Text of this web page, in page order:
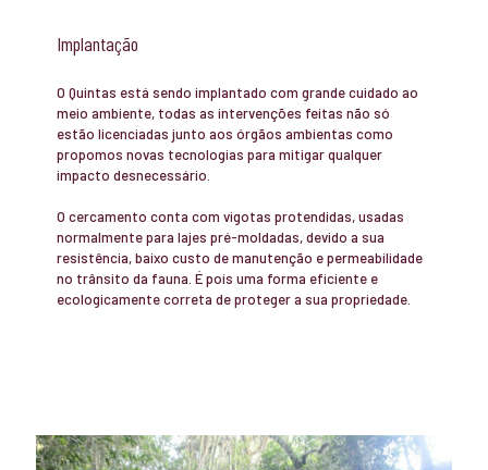
Implantação
O Quintas está sendo implantado com grande cuidado ao
meio ambiente, todas as intervenções feitas não só
estão licenciadas junto aos órgãos ambientas como
propomos novas tecnologias para mitigar qualquer
impacto desnecessário.
O cercamento conta com vigotas protendidas, usadas
normalmente para lajes pré-moldadas, devido a sua
resistência, baixo custo de manutenção e permeabilidade
no trânsito da fauna. É pois uma forma eficiente e
ecologicamente correta de proteger a sua propriedade.